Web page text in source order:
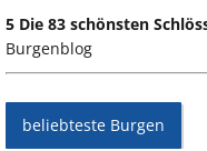
5 Die 83 schönsten
Burgenblog
beliebteste Burgen